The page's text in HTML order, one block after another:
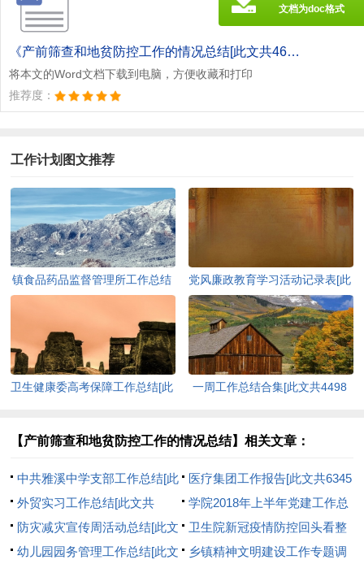
《产前筛查和地贫防控工作的情况总结[此文共465字].doc》
将本文的Word文档下载到电脑，方便收藏和打印
推荐度：
文档为doc格式
工作计划图文推荐
镇食品药品监督管理所工作总结
党风廉政教育学习活动记录表[此
文共523字]
卫生健康委高考保障工作总结[此
一周工作总结合集[此文共4498
【产前筛查和地贫防控工作的情况总结】相关文章：
中共雅溪中学支部工作总结[此
文共3053字]
医疗集团工作报告[此文共6345
字]
外贸实习工作总结[此文共
11557字]
学院2018年上半年党建工作总
结[此文共1878字]
防灾减灾宣传周活动总结[此文
共902字]
卫生院新冠疫情防控回头看整
改报告[此文共521字]
幼儿园园务管理工作总结[此文 乡镇精神文明建设工作专题调